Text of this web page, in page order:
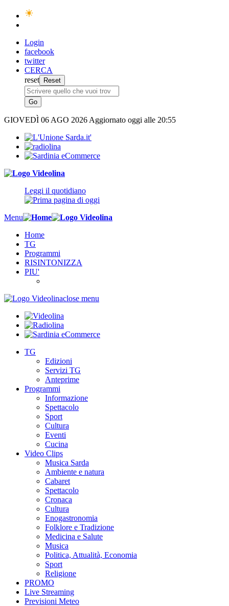
Login
facebook
twitter
CERCA
reset
GIOVEDÌ 06 AGO 2026 Aggiornato oggi alle 20:55
Leggi il quotidiano
Menu
Home
TG
Programmi
RISINTONIZZA
PIU'
close menu
TG
Edizioni
Servizi TG
Anteprime
Programmi
Informazione
Spettacolo
Sport
Cultura
Eventi
Cucina
Video Clips
Musica Sarda
Ambiente e natura
Cabaret
Spettacolo
Cronaca
Cultura
Enogastronomia
Folklore e Tradizione
Medicina e Salute
Musica
Politica, Attualità, Economia
Sport
Religione
PROMO
Live Streaming
Previsioni Meteo